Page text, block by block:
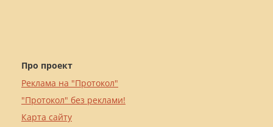
Про проект
Реклама на "Протокол"
"Протокол" без реклами!
Карта сайту